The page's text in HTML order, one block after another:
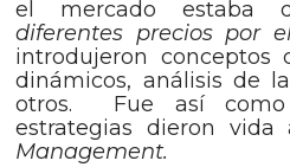
el mercado estaba
diferentes precios por
introdujeron
dinámicos, análisis de
otros. Fue así
estrategias dieron vida
Management.